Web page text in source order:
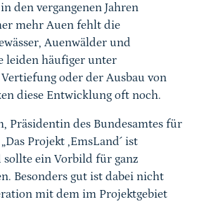
den vergangenen Jahren
mehr Auen fehlt die
Auenwälder und
leiden häufiger unter
oder der Ausbau von
diese Entwicklung oft noch.
Präsidentin des Bundesamtes für
Projekt ,EmsLand´ ist
sollte ein Vorbild für ganz
Besonders gut ist dabei nicht
mit dem im Projektgebiet